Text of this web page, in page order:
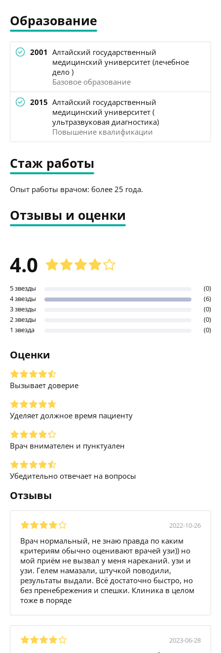
Образование
2001 Алтайский государственный
медицинский университет (лечебное
дело )
Базовое образование
2015 Алтайский государственный
медицинский университет (
ультразвуковая диагностика)
Повышение квалификации
Стаж работы
Опыт работы врачом: более 25 года.
Отзывы и оценки
4.0
5 звезды
(0)
4 звезды
(6)
3 звезды
(0)
2 звезды
(0)
1 звезда
(0)
Оценки
Вызывает доверие
Уделяет должное время пациенту
Врач внимателен и пунктуален
Убедительно отвечает на вопросы
Отзывы
2022-10-26
Врач нормальный, не знаю правда по каким
критериям обычно оценивают врачей узи)) но
мой приём не вызвал у меня нареканий. узи и
узи. Гелем намазали, штучкой поводили,
результаты выдали. Всё достаточно быстро, но
без пренебрежения и спешки. Клиника в целом
тоже в поряде
2023-06-28